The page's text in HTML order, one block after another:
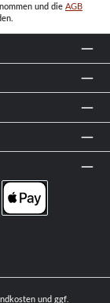
und die AGB
und ggf.